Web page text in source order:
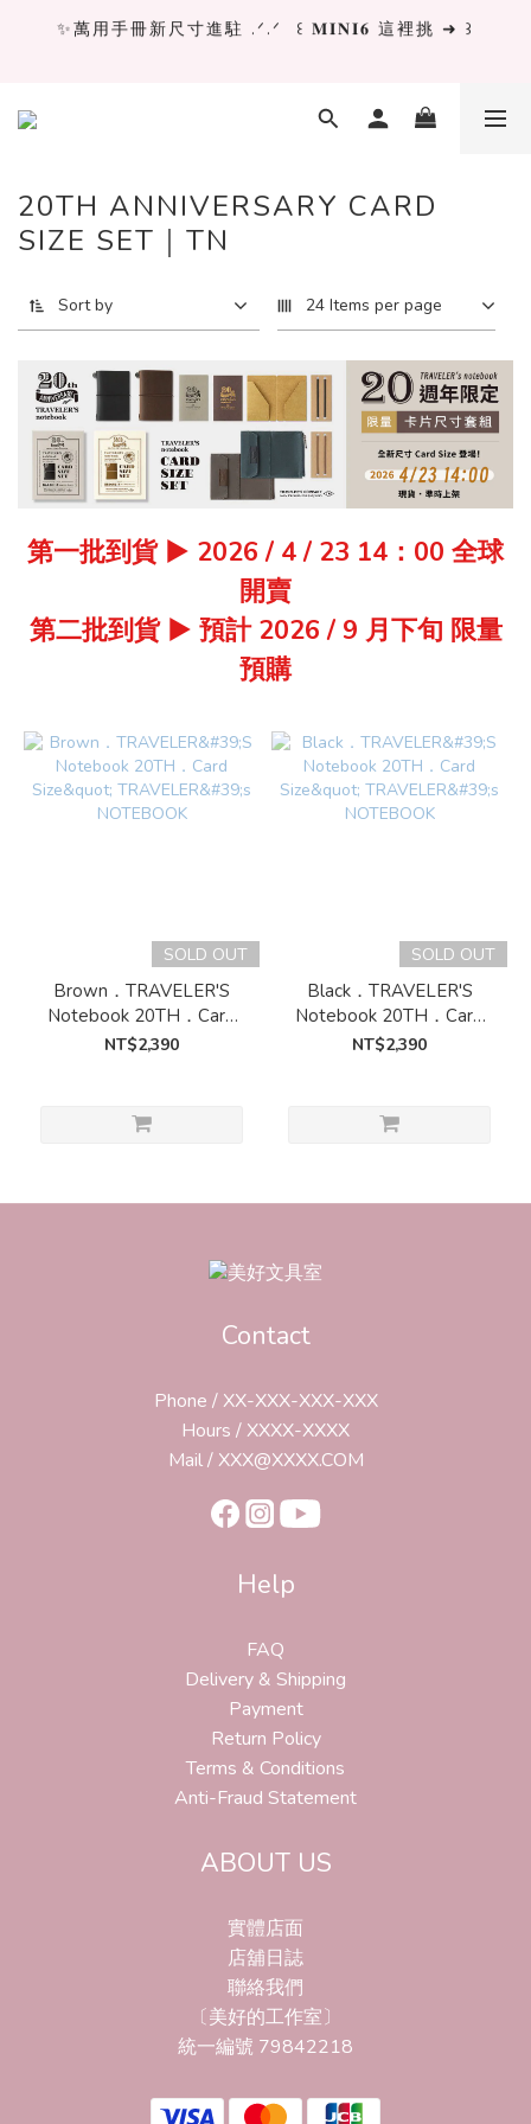
✨萬用手冊新尺寸進駐 .ᐟ.ᐟ  ꒰ 𝐌𝐈𝐍𝐈𝟔 這裡挑 ➜ ꒱
✨萬用手冊新尺寸進駐 .ᐟ.ᐟ  ꒰ 𝐌𝐈𝐍𝐈𝟔 這裡挑 ➜ ꒱
[ 𝙇𝙖 𝘿𝙤𝙡𝙘𝙚 𝙑𝙞𝙩𝙖 ] 甜蜜慢旅 系列 𝙉𝙀𝙒 𝙄𝙉 →
割墊
20TH ANNIVERSARY CARD
SIZE SET｜TN
Sort by 24 Items per page
第一批到貨 ▶ 2026 / 4 / 23 14：00 全球
開賣
第二批到貨 ▶ 預計 2026 / 9 月下旬 限量
預購
SOLD OUT
Brown．TRAVELER'S
Notebook 20TH．Card
Size" TRAVELER's
NT$2,390
SOLD OUT
Black．TRAVELER'S
Notebook 20TH．Card
Size" TRAVELER's
NT$2,390
Contact
Phone / XX-XXX-XXX-XXX
Hours / XXXX-XXXX
Mail / XXX@XXXX.COM
Help
FAQ
Delivery & Shipping
Payment
Return Policy
Terms & Conditions
Anti-Fraud Statement
ABOUT US
實體店面
店舖日誌
聯絡我們
〔美好的工作室〕
統一編號 79842218